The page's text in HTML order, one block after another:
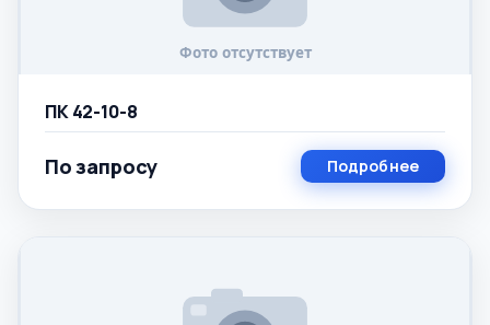
ПК 42-10-8
По запросу Подробнее